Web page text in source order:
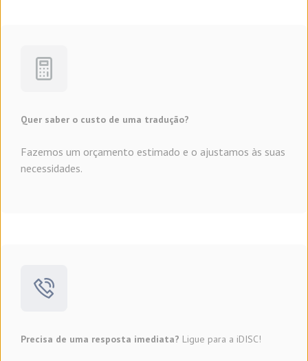
Quer saber o custo de uma tradução?
Fazemos um orçamento estimado e o ajustamos às suas
necessidades.
Precisa de uma resposta imediata? Ligue para a iDISC!